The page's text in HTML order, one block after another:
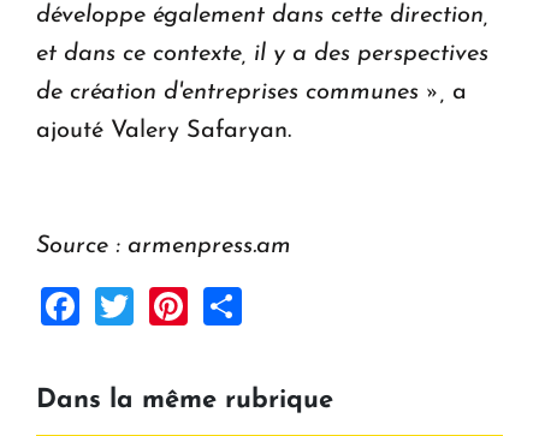
développe également dans cette direction,
et dans ce contexte, il y a des perspectives
de création d'entreprises communes », a
ajouté Valery Safaryan.
Source : armenpress.am
Facebook
TwitterPinterest
Dans la même rubrique